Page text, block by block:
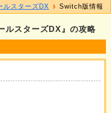
ルスターズDX』の攻略
ルスターズDX Switch版情報